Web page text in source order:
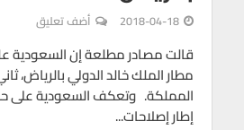
2018-04-18 أضف تعليق
قالت مصادر مطلعة إن
مطار الملك خالد الدولي بالرياض،
المملكة. وتعكف السعودية
إطار إصلاحات...